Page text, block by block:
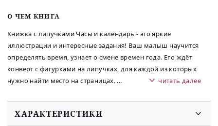
O ЧЕМ КНИГА
Книжка с липучками Часы и календарь - это яркие
иллюстрации и интересные задания! Ваш малыш научится
определять время, узнает о смене времен года. Его ждёт
конверт с фигурками на липучках, для каждой из которых
нужно найти место на страницах. ... читать далее
ХАРАКТЕРИСТИКИ